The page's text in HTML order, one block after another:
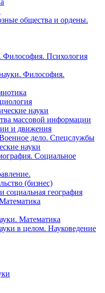
общества и ордены.
Психология
Философия.
науки
массовой информации
и движения
дело. Спецслужбы
науки
Социальное
(бизнес)
социальная география
Математика
в целом. Науковедение